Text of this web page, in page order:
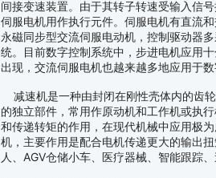
间接变速装置。由于其转子转速受输入信
伺服电机用作执行元件。伺服电机有直流
永磁同步型交流伺服电动机，控制驱动器
统。目前数字控制系统中，步进电机应用
出现，交流伺服电机也越来越多地应用于数
减速机是一种由封闭在刚性壳体内的齿
的独立部件，常用作原动机和工作机或执
和传递转矩的作用，在现代机械中应用极
机，主要作用是配合电机传递更大的输出
人、AGV仓储小车、医疗器械、智能跟踪